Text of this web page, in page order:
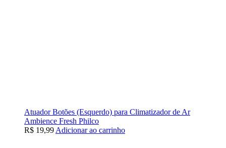
Atuador Botões (Esquerdo) para Climatizador de Ar
Ambience Fresh Philco
R$ 19,99Adicionar ao carrinho